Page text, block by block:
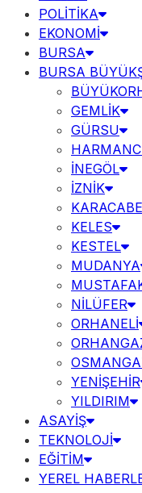
POLİTİKA
EKONOMİ
BURSA
BURSA
GEMLİK
GÜRSU
İNEGÖL
İZNİK
KELES
KESTEL
MUDANYA
NİLÜFER
ORHANELİ
YENİŞEHİR
YILDIRIM
ASAYİŞ
TEKNOLOJİ
EĞİTİM
YEREL